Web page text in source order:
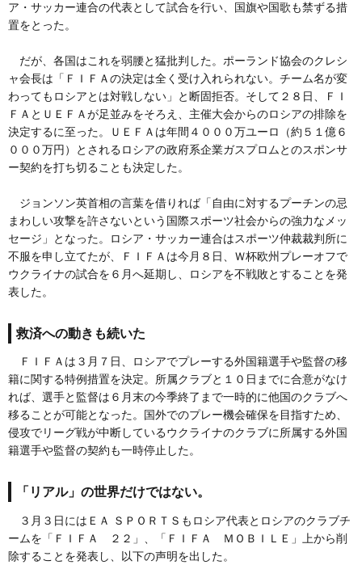
ア・サッカー連合の代表として試合を行い、国旗や国歌も禁ずる措
置をとった。
だが、各国はこれを弱腰と猛批判した。ポーランド協会のクレシ
ャ会長は「ＦＩＦＡの決定は全く受け入れられない。チーム名が変
わってもロシアとは対戦しない」と断固拒否。そして２８日、ＦＩ
ＦＡとＵＥＦＡが足並みをそろえ、主催大会からのロシアの排除を
決定するに至った。ＵＥＦＡは年間４０００万ユーロ（約５１億６
０００万円）とされるロシアの政府系企業ガスプロムとのスポンサ
ー契約を打ち切ることも決定した。
ジョンソン英首相の言葉を借りれば「自由に対するプーチンの忌
まわしい攻撃を許さないという国際スポーツ社会からの強力なメッ
セージ」となった。ロシア・サッカー連合はスポーツ仲裁裁判所に
不服を申し立てたが、ＦＩＦＡは今月８日、Ｗ杯欧州プレーオフで
ウクライナの試合を６月へ延期し、ロシアを不戦敗とすることを発
表した。
救済への動きも続いた
ＦＩＦＡは３月７日、ロシアでプレーする外国籍選手や監督の移
籍に関する特例措置を決定。所属クラブと１０日までに合意がなけ
れば、選手と監督は６月末の今季終了まで一時的に他国のクラブへ
移ることが可能となった。国外でのプレー機会確保を目指すため、
侵攻でリーグ戦が中断しているウクライナのクラブに所属する外国
籍選手や監督の契約も一時停止した。
「リアル」の世界だけではない。
３月３日にはＥＡ ＳＰＯＲＴＳもロシア代表とロシアのクラブチ
ームを「ＦＩＦＡ ２２」、「ＦＩＦＡ ＭＯＢＩＬＥ」上から削
除することを発表し、以下の声明を出した。